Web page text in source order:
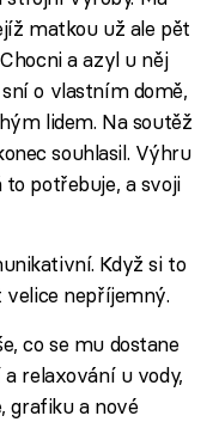
matkou už ale pět
a azyl u něj
o vlastním domě,
lidem. Na soutěž
souhlasil. Výhru
potřebuje, a svoji
Když si to
velice nepříjemný.
co se mu dostane
relaxování u vody,
grafiku a nové